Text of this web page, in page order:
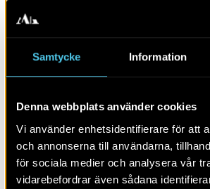
Samtycke Information
Denna webbplats använder cookies
Vi använder enhetsidentifierare för att
och annonserna till användarna,
för sociala medier och analysera vår
vidarebefordrar även sådana
Utsikt Bredband AB arbetar med
landsbygden i Linköpings kommun.
Statens historiska museer, har
schaktningsövervakningar i samband
som utförts inom eller i nära
av framkomna lämningar kunde
enligt planeringen.
LÄS MER OM: